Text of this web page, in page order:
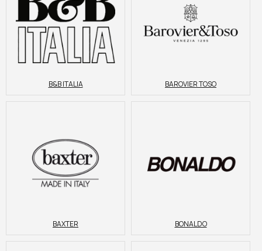
B&B ITALIA BAROVIER TOSO
BAXTER BONALDO